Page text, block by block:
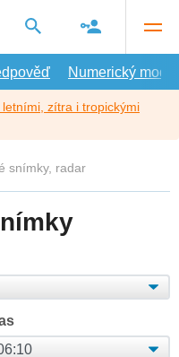
Numerický model
zítra i tropickými
snímky, radar